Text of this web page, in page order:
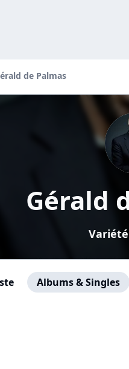
de Palmas
Gérald
Albums & Singles